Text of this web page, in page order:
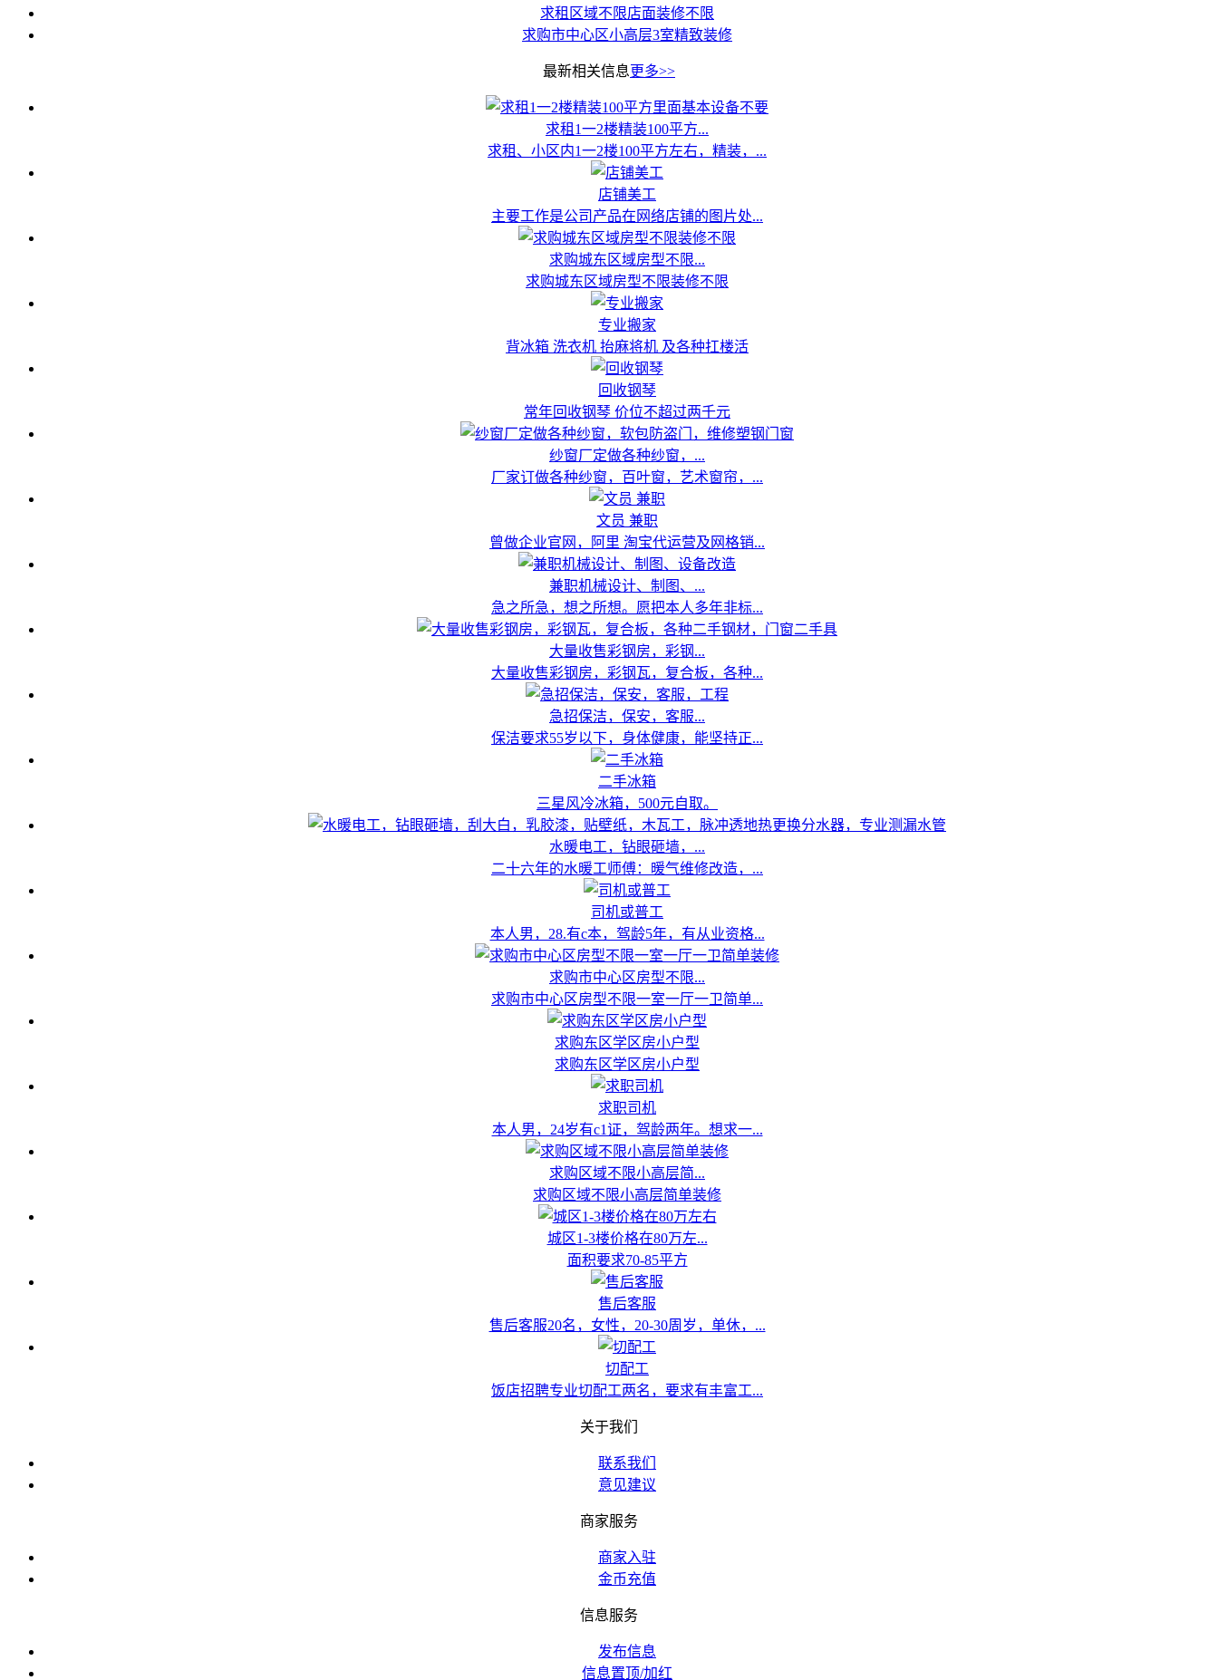
求租区域不限店面装修不限
求购市中心区小高层3室精致装修
最新相关信息更多>>
求租1一2楼精装100平方...
求租、小区内1一2楼100平方左右，精装，...
店铺美工
主要工作是公司产品在网络店铺的图片处...
求购城东区域房型不限...
求购城东区域房型不限装修不限
专业搬家
背冰箱 洗衣机 抬麻将机 及各种扛楼活
回收钢琴
常年回收钢琴 价位不超过两千元
纱窗厂定做各种纱窗，...
厂家订做各种纱窗，百叶窗，艺术窗帘，...
文员 兼职
曾做企业官网，阿里 淘宝代运营及网格销...
兼职机械设计、制图、...
急之所急，想之所想。愿把本人多年非标...
大量收售彩钢房，彩钢...
大量收售彩钢房，彩钢瓦，复合板，各种...
急招保洁，保安，客服...
保洁要求55岁以下，身体健康，能坚持正...
二手冰箱
三星风冷冰箱，500元自取。
水暖电工，钻眼砸墙，...
二十六年的水暖工师傅：暖气维修改造，...
司机或普工
本人男，28.有c本，驾龄5年，有从业资格...
求购市中心区房型不限...
求购市中心区房型不限一室一厅一卫简单...
求购东区学区房小户型
求购东区学区房小户型
求职司机
本人男，24岁有c1证，驾龄两年。想求一...
求购区域不限小高层简...
求购区域不限小高层简单装修
城区1-3楼价格在80万左...
面积要求70-85平方
售后客服
售后客服20名，女性，20-30周岁，单休，...
切配工
饭店招聘专业切配工两名，要求有丰富工...
关于我们
联系我们
意见建议
商家服务
商家入驻
金币充值
信息服务
发布信息
信息置顶/加红